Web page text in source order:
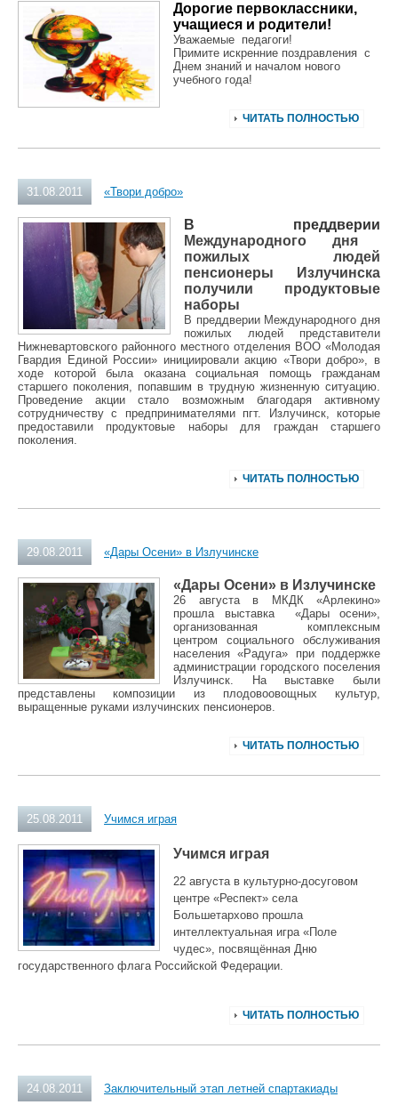
Дорогие первоклассники,
учащиеся и родители!
Уважаемые педагоги!
Примите искренние поздравления с
Днем знаний и началом нового
учебного года!
ЧИТАТЬ ПОЛНОСТЬЮ
31.08.2011 «Твори добро»
В преддверии
Международного дня
пожилых людей
пенсионеры Излучинска
получили продуктовые
наборы
В преддверии Международного дня
пожилых людей представители
Нижневартовского районного местного отделения ВОО «Молодая
Гвардия Единой России» инициировали акцию «Твори добро», в
ходе которой была оказана социальная помощь гражданам
старшего поколения, попавшим в трудную жизненную ситуацию.
Проведение акции стало возможным благодаря активному
сотрудничеству с предпринимателями пгт. Излучинск, которые
предоставили продуктовые наборы для граждан старшего
поколения.
ЧИТАТЬ ПОЛНОСТЬЮ
29.08.2011 «Дары Осени» в Излучинске
«Дары Осени» в Излучинске
26 августа в МКДК «Арлекино»
прошла выставка «Дары осени»,
организованная комплексным
центром социального обслуживания
населения «Радуга» при поддержке
администрации городского поселения
Излучинск. На выставке были
представлены композиции из плодовоовощных культур,
выращенные руками излучинских пенсионеров.
ЧИТАТЬ ПОЛНОСТЬЮ
25.08.2011 Учимся играя
Учимся играя
22 августа в культурно-досуговом
центре «Респект» села
Большетархово прошла
интеллектуальная игра «Поле
чудес», посвящённая Дню
государственного флага Российской Федерации.
ЧИТАТЬ ПОЛНОСТЬЮ
24.08.2011 Заключительный этап летней спартакиады